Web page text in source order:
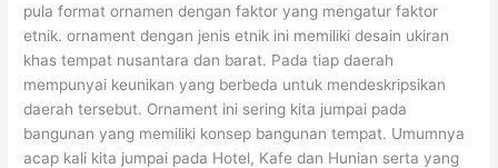
pula format ornamen dengan faktor yang mengatur faktor
etnik. ornament dengan jenis etnik ini memiliki desain ukiran
khas tempat nusantara dan barat. Pada tiap daerah
mempunyai keunikan yang berbeda untuk mendeskripsikan
daerah tersebut. Ornament ini sering kita jumpai pada
bangunan yang memiliki konsep bangunan tempat. Umumnya
acap kali kita jumpai pada Hotel, Kafe dan Hunian serta yang